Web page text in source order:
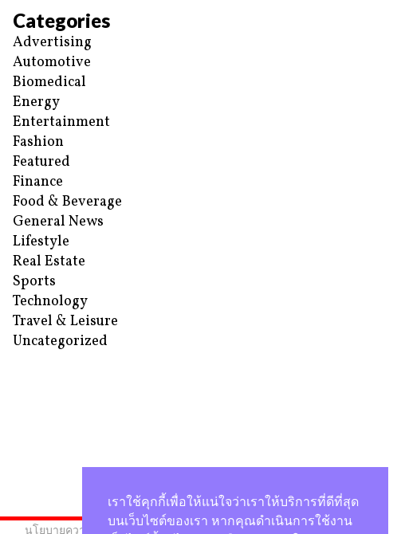
Categories
Advertising
Automotive
Biomedical
Energy
Entertainment
Fashion
Featured
Finance
Food & Beverage
General News
Lifestyle
Real Estate
Sports
Technology
Travel & Leisure
Uncategorized
นโยบายความเป็นส่วนตัว
เราใช้คุกกี้เพื่อให้แน่ใจว่าเราให้บริการที่ดีที่สุด
บนเว็บไซต์ของเรา หากคุณดำเนินการใช้งาน